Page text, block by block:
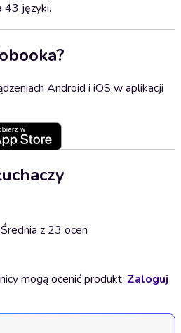
43 języki.
Android i iOS w aplikacji
Średnia z 23 ocen
mogą ocenić produkt. Zaloguj